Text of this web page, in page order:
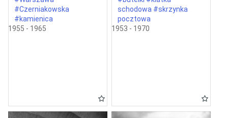
#Czerniakowska
#kamienica
1955 - 1965
schodowa #skrzynka
pocztowa
1953 - 1970